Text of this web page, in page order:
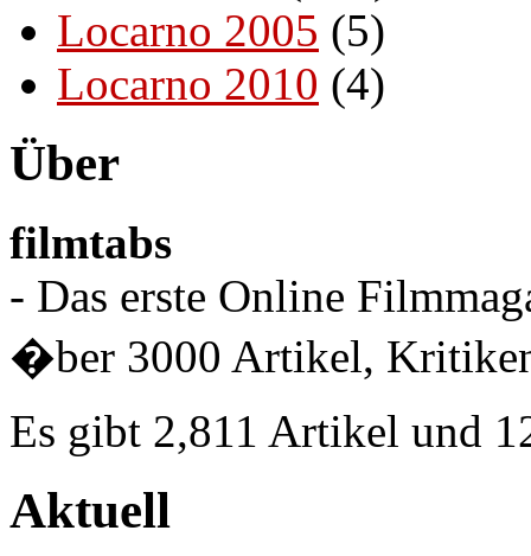
Locarno 2005 (5)
Locarno 2010 (4)
Über
filmtabs
- Das erste Online
�ber 3000 Artikel,
Es gibt 2,811 Artikel und
Aktuell